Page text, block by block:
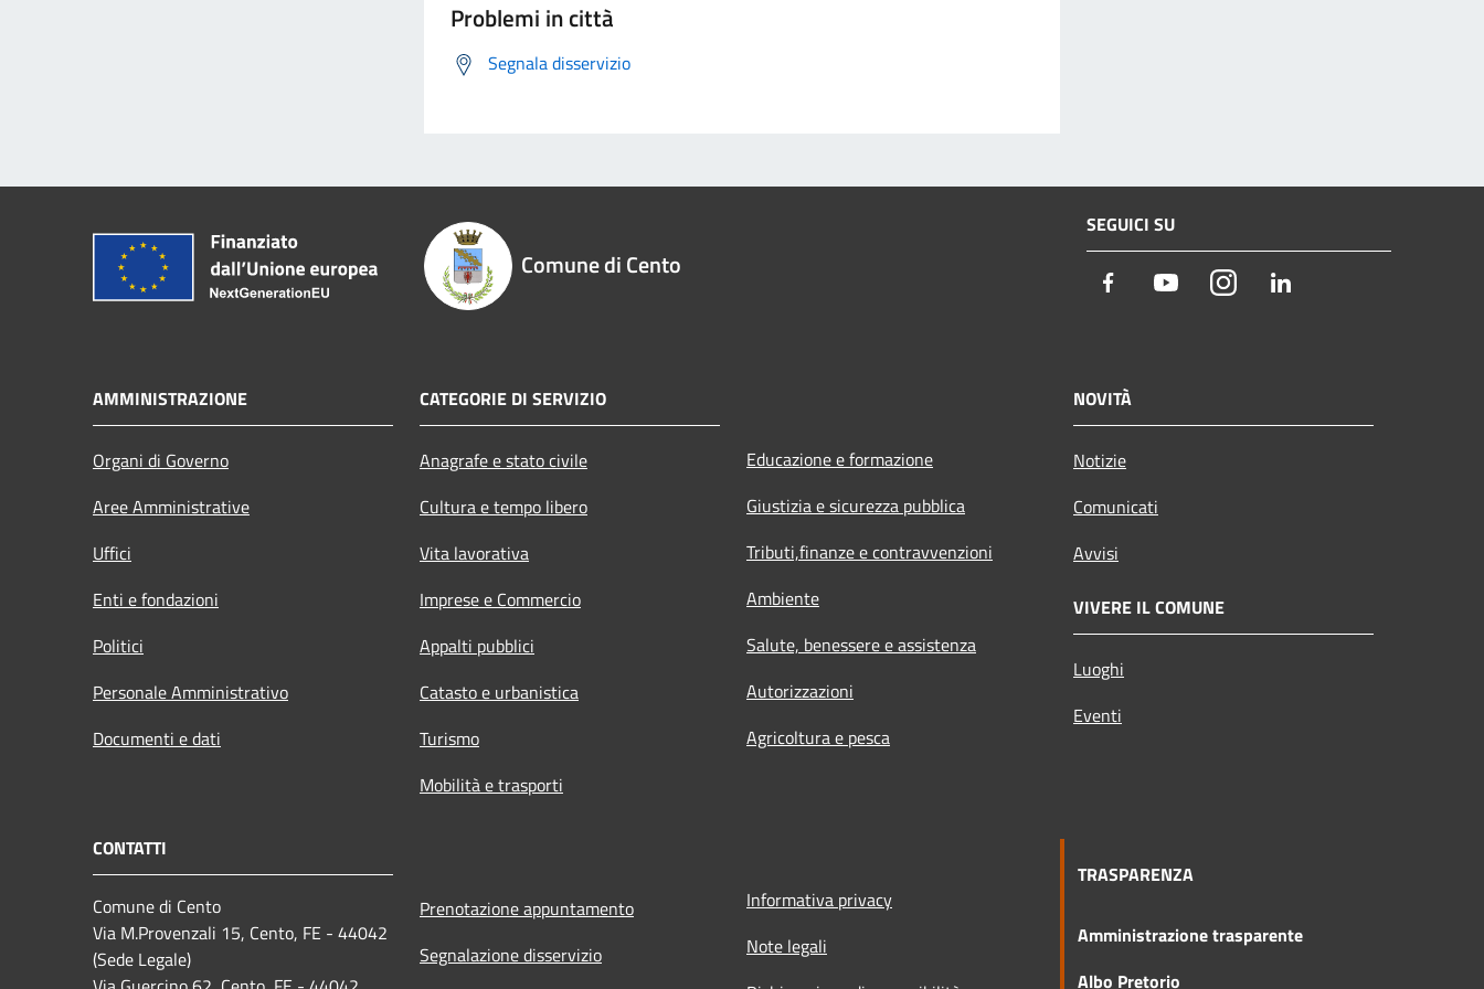
Problemi in città
Segnala disservizio
Comune di Cento
SEGUICI SU
Facebook YoutubeInstagram
AMMINISTRAZIONE
Organi di Governo
Aree Amministrative
Uffici
Enti e fondazioni
Politici
Personale Amministrativo
Documenti e dati
CATEGORIE DI SERVIZIO
Anagrafe e stato civile
Cultura e tempo libero
Vita lavorativa
Imprese e Commercio
Appalti pubblici
Catasto e urbanistica
Turismo
Mobilità e trasporti
Educazione e formazione
Giustizia e sicurezza pubblica
Tributi,finanze e contravvenzioni
Ambiente
Salute, benessere e assistenza
Autorizzazioni
Agricoltura e pesca
NOVITÀ
Notizie
Comunicati
Avvisi
VIVERE IL COMUNE
Luoghi
Eventi
CONTATTI
Comune di Cento
Via M.Provenzali 15, Cento, FE - 44042
(Sede Legale)
Prenotazione appuntamento
Segnalazione disservizio
Informativa privacy
Note legali
TRASPARENZA
Amministrazione trasparente
Albo Pretorio